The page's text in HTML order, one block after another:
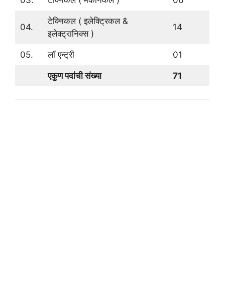
04.
टेक्निकल ( इलेक्ट्रिकल &
इलेक्ट्रानिक्स )
14
05. लॉ एन्ट्री 01
एकुण पदांची संख्या 71